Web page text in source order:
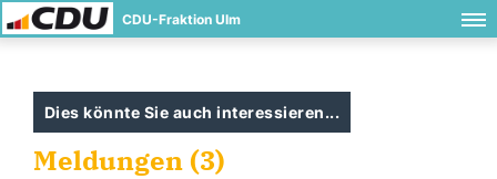
CDU-Fraktion Ulm
Dies könnte Sie auch interessieren...
Meldungen (3)